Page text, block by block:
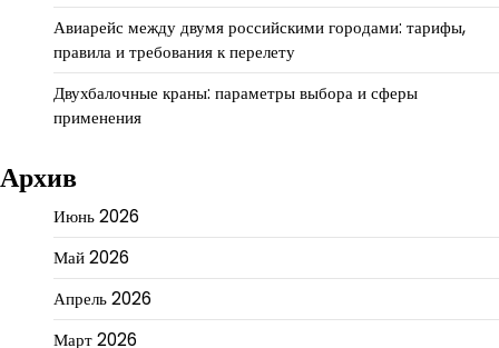
Авиарейс между двумя российскими городами: тарифы,
правила и требования к перелету
Двухбалочные краны: параметры выбора и сферы
применения
Архив
Июнь 2026
Май 2026
Апрель 2026
Март 2026